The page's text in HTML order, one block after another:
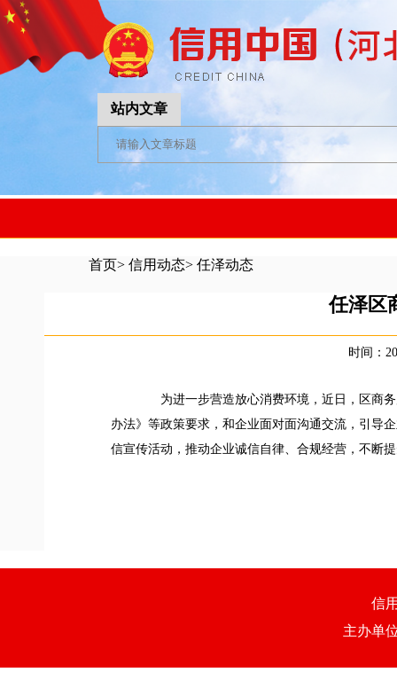
站内文章
首页> 信用动态> 任泽动态
任泽区
时间：
为进一步营造放心消费环境，近日，区商务
办法》等政策要求，和企业面对面沟通交流，引导
信宣传活动，推动企业诚信自律、合规经营，不断
信
主办单